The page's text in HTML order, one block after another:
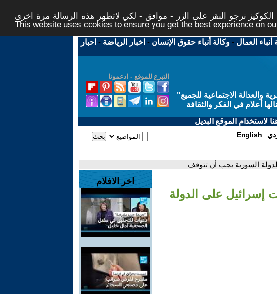
نرجو النقر على الزر - موافق - لكي لاتظهر هذه الرسالة مرة اخرى -
This website uses cookies to ensure you get the best experience on
أنباء العمال -وكالة أنباء حقوق الإنسان - اخبار الرياضة - اخبار
التبرع للموقع - ادعمونا
الاجتماعية للجميع"
أعلام في الفكر والثقافة
لاستخدام الموقع البديل
English
السورية يجب أن تتوقف
إسرائيل على الدولة
اخر الافلام